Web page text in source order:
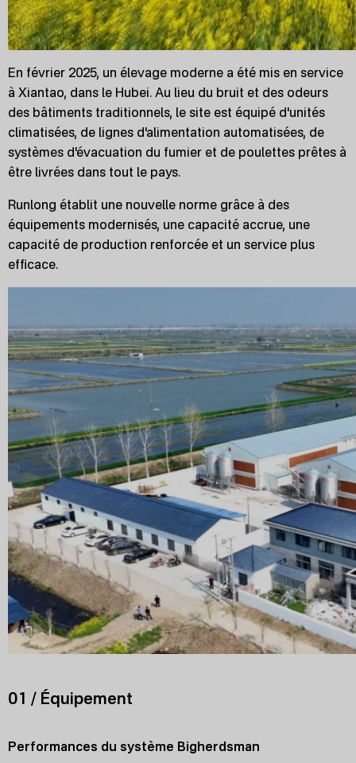
En février 2025, un élevage moderne a été mis en service
à Xiantao, dans le Hubei. Au lieu du bruit et des odeurs
des bâtiments traditionnels, le site est équipé d'unités
climatisées, de lignes d'alimentation automatisées, de
systèmes d'évacuation du fumier et de poulettes prêtes à
être livrées dans tout le pays.
Runlong établit une nouvelle norme grâce à des
équipements modernisés, une capacité accrue, une
capacité de production renforcée et un service plus
efficace.
01 / Équipement
Performances du système Bigherdsman